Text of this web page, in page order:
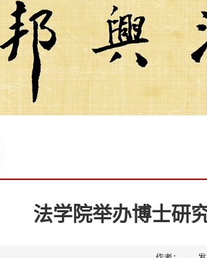
法学院举办博士研